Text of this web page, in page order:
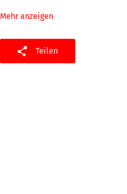
Mehr anzeigen
Teilen